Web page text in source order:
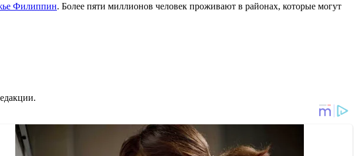
Филиппин. Более пяти миллионов человек проживают в районах, которые могут